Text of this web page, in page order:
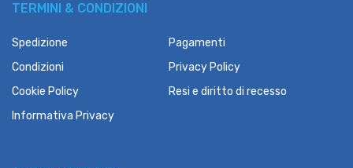
TERMINI & CONDIZIONI
Spedizione
Pagamenti
Condizioni
Privacy Policy
Cookie Policy
Resi e diritto di recesso
Informativa Privacy